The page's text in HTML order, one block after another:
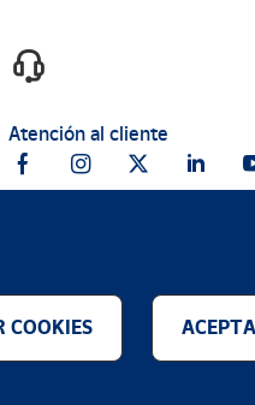
Atención al cliente
COOKIES